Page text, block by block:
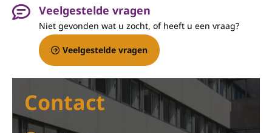
Veelgestelde vragen
Niet gevonden wat u zocht, of heeft u een vraag?
Veelgestelde vragen
Contact